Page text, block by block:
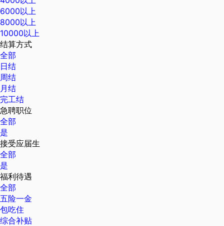
6000以上
8000以上
10000以上
结算方式
全部
日结
周结
月结
完工结
急聘职位
全部
是
接受应届生
全部
是
福利待遇
全部
五险一金
包吃住
综合补贴